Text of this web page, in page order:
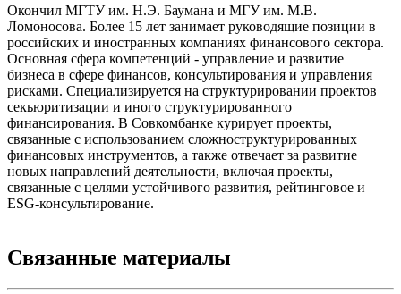
Окончил МГТУ им. Н.Э. Баумана и МГУ им. М.В.
Ломоносова. Более 15 лет занимает руководящие позиции в
российских и иностранных компаниях финансового сектора.
Основная сфера компетенций - управление и развитие
бизнеса в сфере финансов, консультирования и управления
рисками. Специализируется на структурировании проектов
секьюритизации и иного структурированного
финансирования. В Совкомбанке курирует проекты,
связанные с использованием сложноструктурированных
финансовых инструментов, а также отвечает за развитие
новых направлений деятельности, включая проекты,
связанные с целями устойчивого развития, рейтинговое и
ESG-консультирование.
Связанные материалы